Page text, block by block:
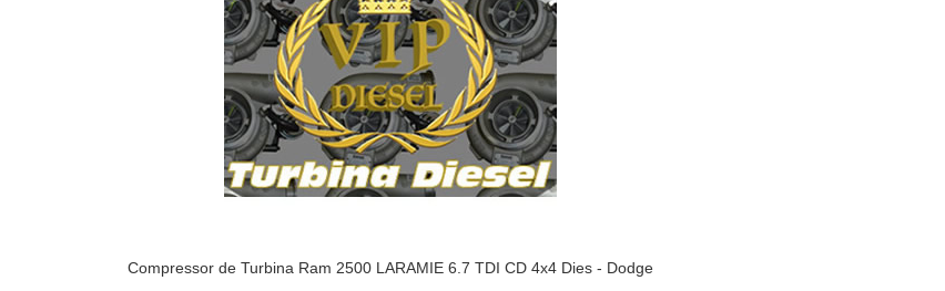
Compressor de Turbina Ram 2500 LARAMIE 6.7 TDI CD 4x4 Dies - Dodge